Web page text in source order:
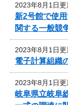
2023年8月1日更
新2号館で使
関する一般競
2023年8月1日更
電子計算組織
2023年8月1日更
岐阜県立岐阜